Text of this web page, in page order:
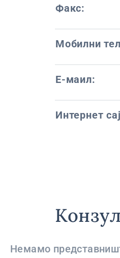
Факс:
Мобилни
Е-маил:
Интернет
Немамо